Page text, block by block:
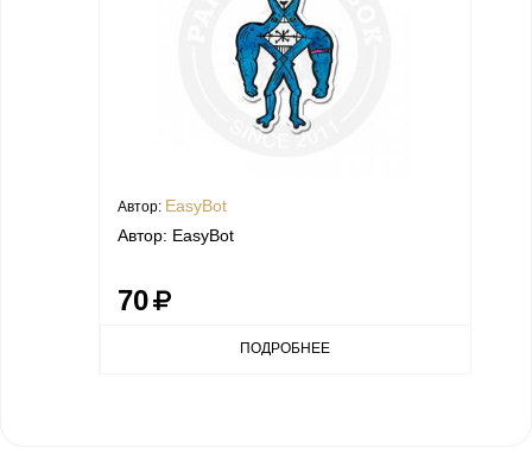
Автор: EasyBot
Автор: EasyBot
70
ПОДРОБНЕЕ